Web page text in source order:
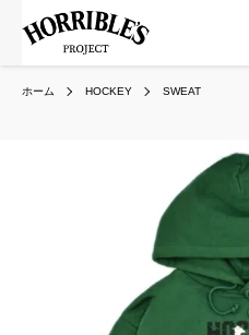
ホーム HOCKEY SWEAT